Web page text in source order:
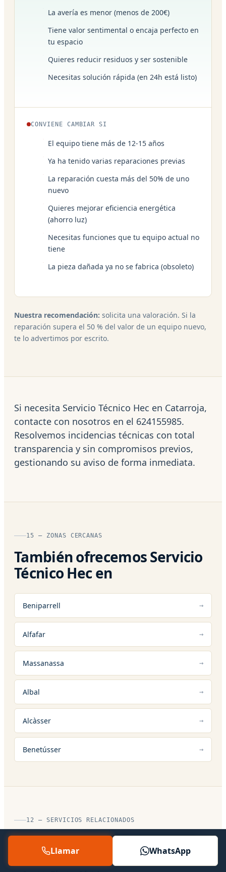
La avería es menor (menos de 200€)
Tiene valor sentimental o encaja perfecto en
tu espacio
Quieres reducir residuos y ser sostenible
Necesitas solución rápida (en 24h está listo)
CONVIENE CAMBIAR SI
El equipo tiene más de 12-15 años
Ya ha tenido varias reparaciones previas
La reparación cuesta más del 50% de uno
nuevo
Quieres mejorar eficiencia energética
(ahorro luz)
Necesitas funciones que tu equipo actual no
tiene
La pieza dañada ya no se fabrica (obsoleto)
Nuestra recomendación: solicita una valoración. Si la
reparación supera el 50 % del valor de un equipo nuevo,
te lo advertimos por escrito.
Si necesita Servicio Técnico Hec en Catarroja,
contacte con nosotros en el 624155985.
Resolvemos incidencias técnicas con total
transparencia y sin compromisos previos,
gestionando su aviso de forma inmediata.
15 — ZONAS CERCANAS
También ofrecemos Servicio
Técnico Hec en
Beniparrell
Alfafar
Massanassa
Albal
Alcàsser
Benetússer
12 — SERVICIOS RELACIONADOS
Otros servicios en Catarroja
Llamar WhatsApp